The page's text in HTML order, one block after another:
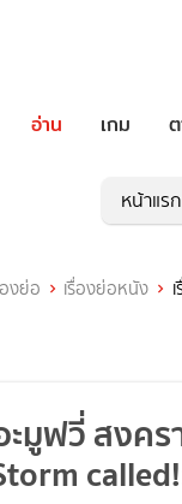
อ่าน เกม
หน้าแร
องย่อ เรื่องย่อหนัง
ะมูฟวี่ สงค